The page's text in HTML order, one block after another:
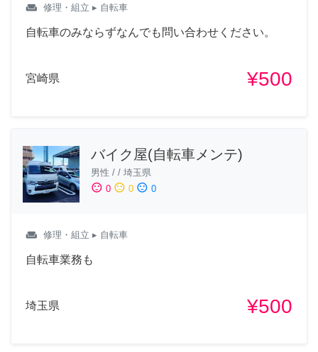
weekend 修理・組立 ▸ 自転車
自転車のみならずなんでも問い合わせください。
宮崎県 ¥500
バイク屋(自転車メンテ)
男性 / / 埼玉県
sentiment_satisfied 0 sentiment_neutral 0 sentiment_dissatisfied 0
weekend 修理・組立 ▸ 自転車
自転車業務も
埼玉県 ¥500